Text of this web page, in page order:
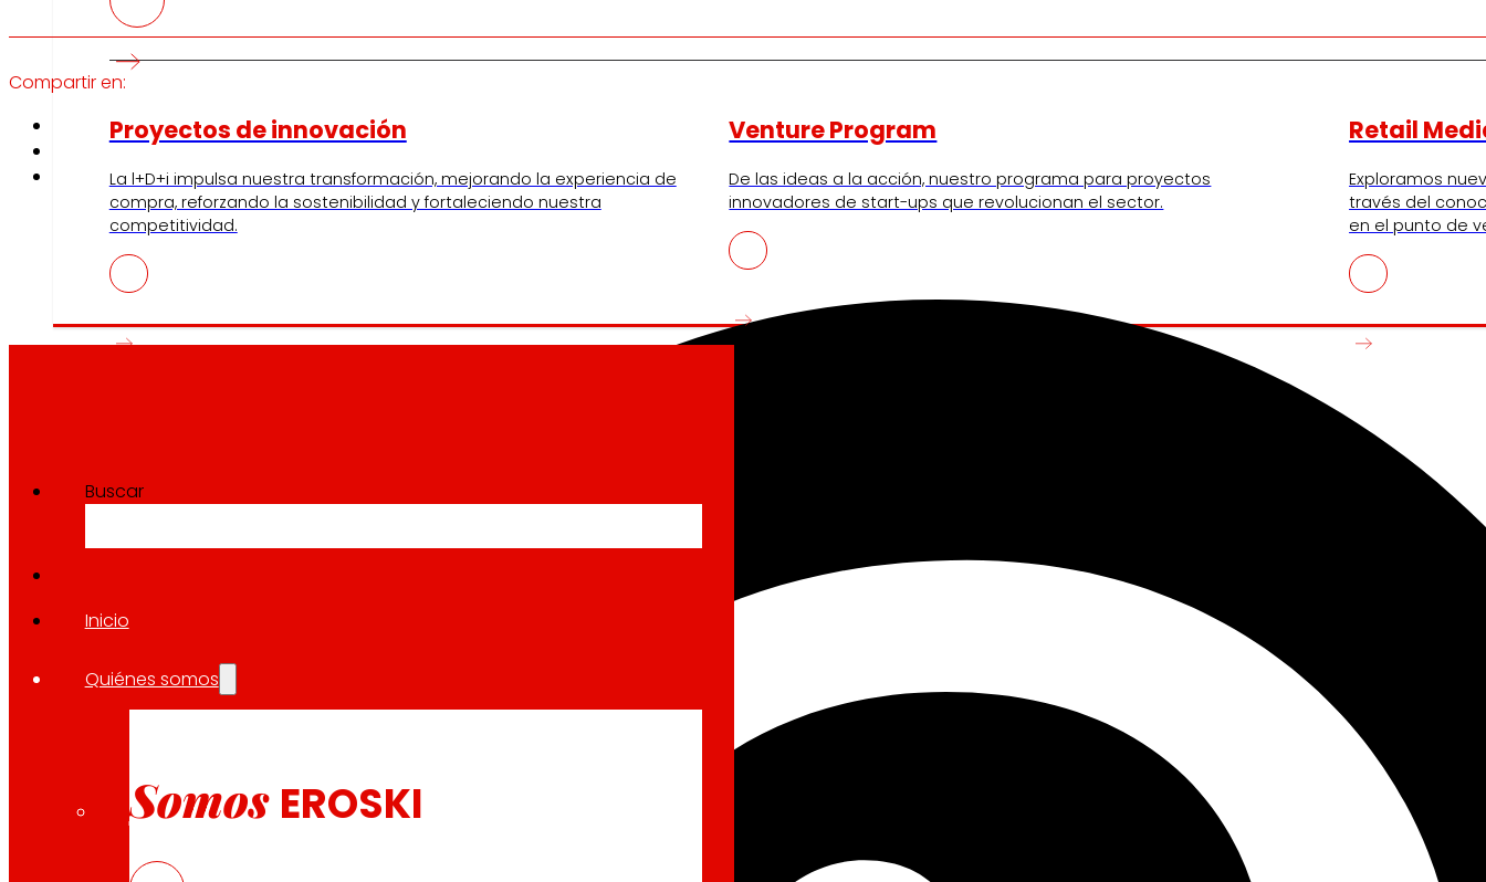
Proyectos de innovación
La l+D+i impulsa nuestra transformación, mejorando la experiencia de
compra, reforzando la sostenibilidad y fortaleciendo nuestra
competitividad.
Venture Program
De las ideas a la acción, nuestro programa para proyectos
innovadores de start-ups que revolucionan el sector.
Retail
Exploramos
través del
en el punto de
Buscar
Inicio
Quiénes somos
Somos EROSKI
Compartir en: